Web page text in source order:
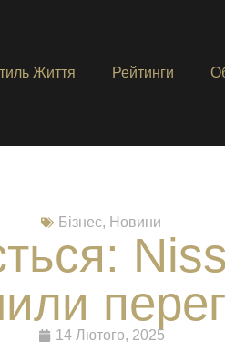
Життя Рейтинги
Бізнес, Новини
14 Лютого, 2025